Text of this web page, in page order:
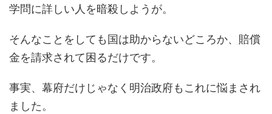
学問に詳しい人を暗殺しようが。
そんなことをしても国は助からないどころか、賠償
金を請求されて困るだけです。
事実、幕府だけじゃなく明治政府もこれに悩まされ
ました。